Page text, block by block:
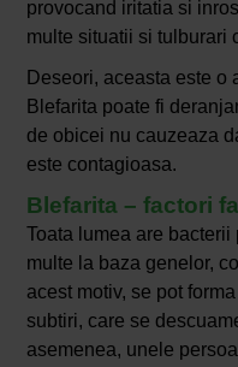
provocand iritatia si
multe situatii si tulburari
Deseori, aceasta este o
Blefarita poate fi
de obicei nu cauzeaza
este contagioasa.
Blefarita – factori
Toata lumea are
multe la baza genelor,
acest motiv, se pot
subtiri, care se
asemenea, unele